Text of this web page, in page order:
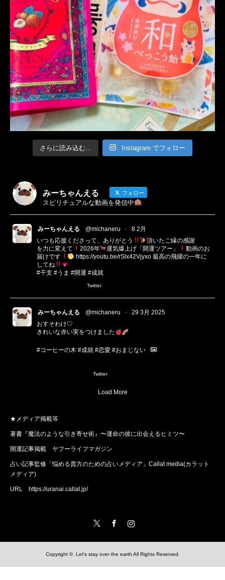
さらに読み込む... Instagram でフォロー
みーちゃんえる フォロー
スピリチュアルな動画を発信中
みーちゃんえる @michaneru ·
8 2月
いつも応援くださって、ありがとう
頂いたご縁の感謝
を力に変えて
2026年 運気爆上げ「開運ツアー」
動画のお
届けです
https://youtu.be/rSlx42Vjyxo 最高の飛躍の一年に
してね
#干支 #うま #開運 #成就
Twitter
みーちゃんえる @michaneru ·
29 3月 2025
おすそわけ♡
きれいな赤い実をつけました
#コーヒーの木 #成就 #恋愛 #おまじない
Twitter
Load More
★メディア掲載等
著書『魔法のような引き寄せ術』〜運命の彼に出会えるヒミツ〜
開運記事掲載 ヤフーライフマガジン
占い記事監修「悩める貴方のための占いメディア」Callat media(カラット
メディア)
URL https://uranai.callat.jp/
Instagram
Copyright © Let's stay over the earth All Rights Reserved.